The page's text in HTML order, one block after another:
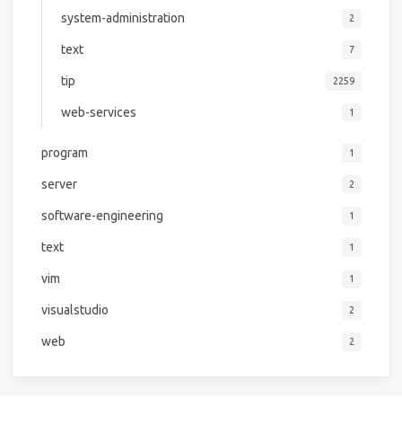
system-administration 2
text 7
tip 2259
web-services 1
program 1
server 2
software-engineering 1
text 1
vim 1
visualstudio 2
web 2